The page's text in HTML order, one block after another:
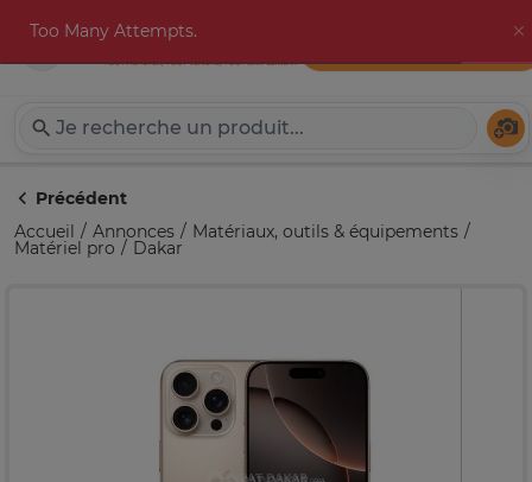
Expat-Dakar
Précédent
Accueil
Annonces Matériaux, outils & équipements
Matériel pro Dakar
Too Many Attempts.